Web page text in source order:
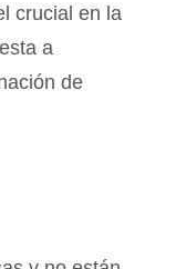
crucial en la
a
de